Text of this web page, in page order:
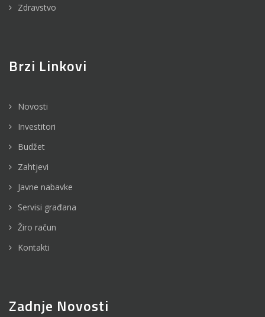
Zdravstvo
Brzi Linkovi
Novosti
Investitori
Budžet
Zahtjevi
Javne nabavke
Servisi građana
Žiro račun
Kontakti
Zadnje Novosti